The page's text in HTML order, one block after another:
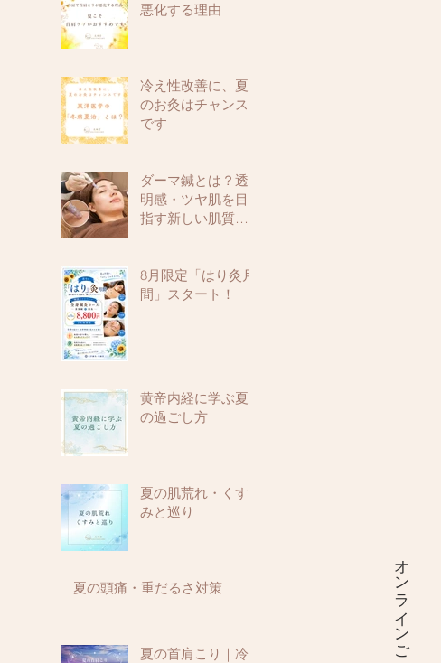
オンラインご予約
悪化する理由
冷え性改善に、夏
のお灸はチャンス
です
ダーマ鍼とは？透
明感・ツヤ肌を目
指す新しい肌質改
8月限定「はり灸月
間」スタート！
黄帝内経に学ぶ夏
の過ごし方
夏の肌荒れ・くす
みと巡り
夏の頭痛・重だるさ対策
夏の首肩こり｜冷